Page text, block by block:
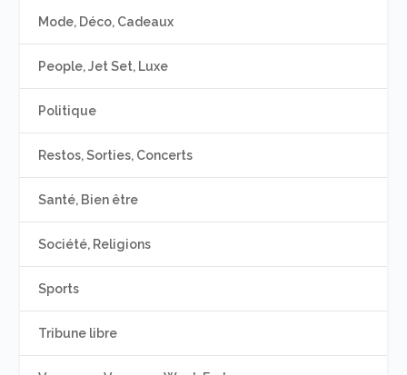
Mode, Déco, Cadeaux
People, Jet Set, Luxe
Politique
Restos, Sorties, Concerts
Santé, Bien être
Société, Religions
Sports
Tribune libre